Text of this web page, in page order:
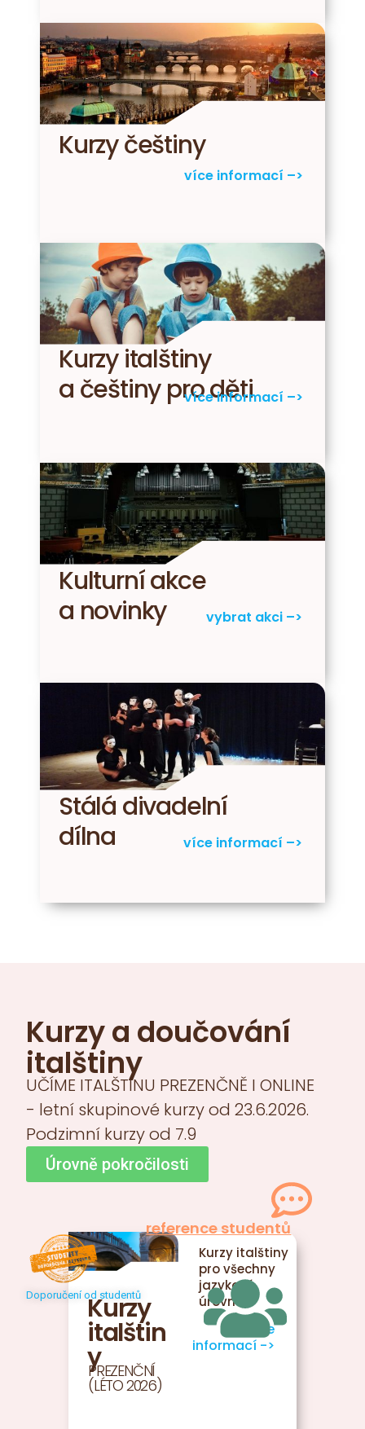
Kurzy češtiny
více informací –>
Kurzy italštiny
a češtiny pro děti
více informací –>
Kulturní akce
a novinky
vybrat akci –>
Stálá divadelní
dílna
více informací –>
Kurzy a doučování
italštiny
UČÍME ITALŠTINU PREZENČNĚ I ONLINE
- letní skupinové kurzy od 23.6.2026.
Podzimní kurzy od 7.9
Úrovně pokročilosti
reference studentů
Doporučení od studentů
Kurzy
italštin
y
PREZENČNÍ
(LÉTO 2026)
Kurzy italštiny
pro všechny
jazykové
úrovně
více
informací ->